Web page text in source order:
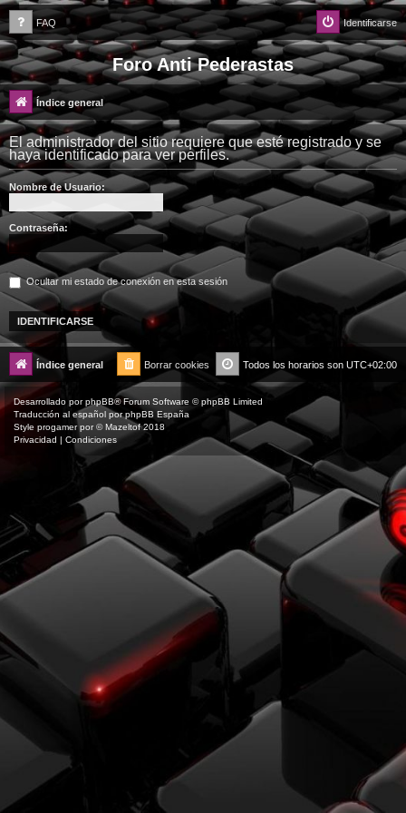
FAQ Identificarse
Foro Anti Pederastas
Índice general
El administrador del sitio requiere que esté registrado y se
haya identificado para ver perfiles.
Nombre de Usuario:
Contraseña:
Ocultar mi estado de conexión en esta sesión
Índice general Todos los horarios son UTC+02:00
Borrar cookies
Desarrollado porphpBB® Forum Software © phpBB Limited
Traducción al español porphpBB España
Style progamerpor ©Mazeltof2018
Privacidad | Condiciones